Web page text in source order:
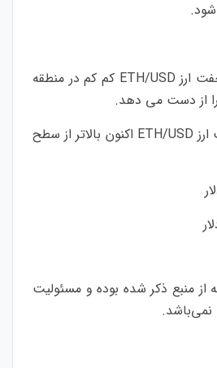
MACD ساعتی برای جفت ارز ETH/USD کم کم در منطقه
از دست می دهد.
RSI ساعتی برای جفت ارز ETH/USD اکنون بالاتر از سطح
منبع ذکر شده بوده و مسئولیت
نمی‌باشد.